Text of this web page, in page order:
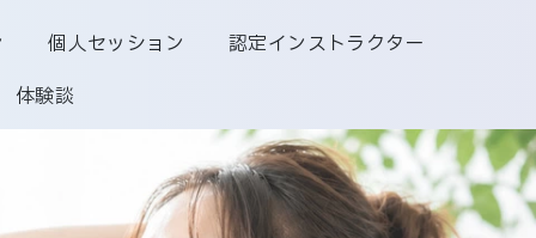
個人セッション
認定インストラクター
体験談